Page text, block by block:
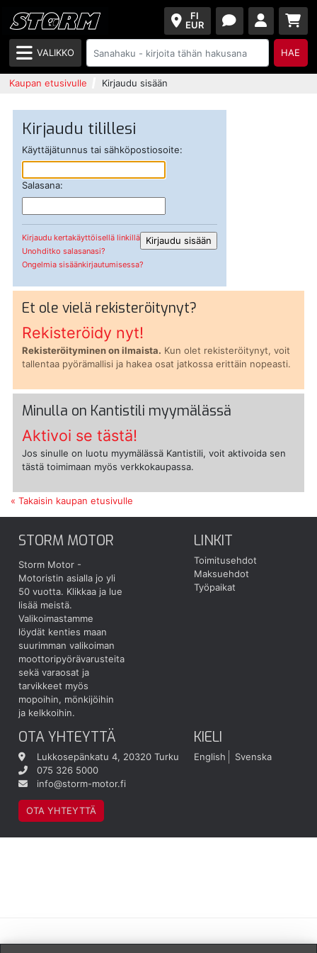
FI
EUR
VALIKKO HAE
Kaupan etusivulle Kirjaudu sisään
Kirjaudu tilillesi
Käyttäjätunnus tai sähköpostiosoite:
Salasana:
Kirjaudu kertakäyttöisellä linkillä
Unohditko salasanasi?
Ongelmia sisäänkirjautumisessa?
Et ole vielä rekisteröitynyt?
Rekisteröidy nyt!
Rekisteröityminen on ilmaista. Kun olet rekisteröitynyt, voit
tallentaa pyörämallisi ja hakea osat jatkossa erittäin nopeasti.
Minulla on Kantistili myymälässä
Aktivoi se tästä!
Jos sinulle on luotu myymälässä Kantistili, voit aktivoida sen
tästä toimimaan myös verkkokaupassa.
« Takaisin kaupan etusivulle
STORM MOTOR
Storm Motor -
Motoristin asialla jo yli
50 vuotta. Klikkaa ja lue
lisää meistä.
Valikoimastamme
löydät kenties maan
suurimman valikoiman
moottoripyörävarusteita
sekä varaosat ja
tarvikkeet myös
mopoihin, mönkijöihin
ja kelkkoihin.
LINKIT
Toimitusehdot
Maksuehdot
Työpaikat
OTA YHTEYTTÄ
Lukkosepänkatu 4, 20320 Turku
075 326 5000
info@storm-motor.fi
OTA YHTEYTTÄ
KIELI
English Svenska